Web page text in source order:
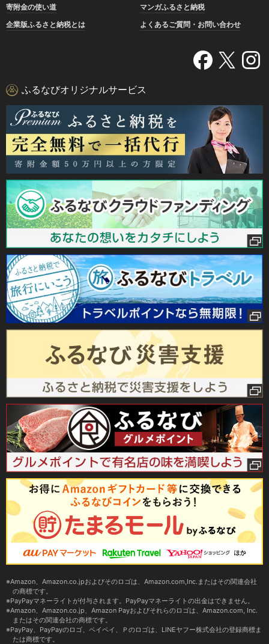
寄附金の使い道
マンガふるさと納税
企業版ふるさと納税とは
よくあるご質問・お問い合わせ
ふるなびオリジナルサービス
Amazon、Amazon.co.jpおよびそのロゴは、Amazon.com,Inc.またはその関連会社
の商標です。
PayPayマネーライトが付与されます。PayPayマネーライトの出金はできません。
Amazon、Amazon.co.jp、Amazon Payおよびそれらのロゴは、Amazon.com, Inc.
またはその関連会社の商標です。
PayPay、PayPayのロゴ、ペイペイ、Ｐのロゴは、LINEヤフー株式会社の登録商標ま
たは商標です。